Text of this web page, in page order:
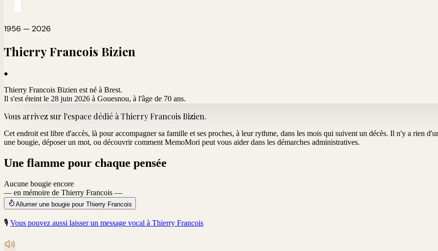
1956 — 2026
Thierry Francois Bizien
Thierry Francois Bizien est né à Brest.
Il s'est éteint le 28 juin 2026 à Gouesnou, à l'âge de 70 ans.
Vous arrivez sur l'espace dédié à Thierry Francois Bizien.
Cet endroit est libre d'accès, là pour accompagner sa famille et ses proches, à leur rythme, dans les mois qui suivent un décès. Il n'y a rien
une bougie, déposer un mot, ou découvrir comment MemoMori peut vous aider dans les démarches administratives.
Une flamme pour chaque pensée
Aucune bougie encore
— en mémoire de Thierry Francois —
Allumer une bougie pour Thierry Francois
🎙️ Vous pouvez aussi laisser un message vocal à Thierry Francois